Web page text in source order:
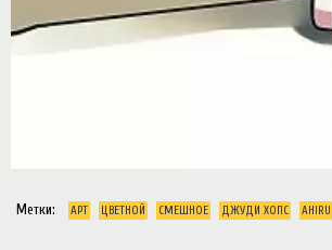
Метки: АРТ ЦВЕТНОЙ СМЕШНОЕ ДЖУДИ ХОПС AHIRU